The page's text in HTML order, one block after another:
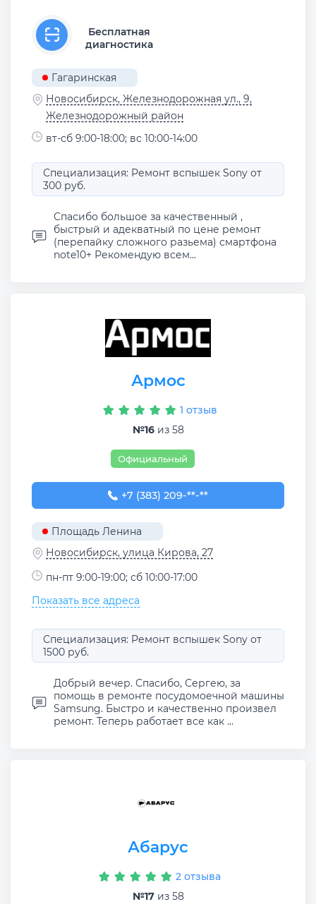
Бесплатная
диагностика
Гагаринская
Новосибирск, Железнодорожная ул., 9,
Железнодорожный район
вт-сб 9:00-18:00; вс 10:00-14:00
Специализация: Ремонт вспышек Sony от
300 руб.
Спасибо большое за качественный ,
быстрый и адекватный по цене ремонт
(перепайку сложного разьема) смартфона
note10+ Рекомендую всем...
Армос
1 отзыв
№16из 58
Официальный
+7 (383) 209-02-30
+7 (383) 209-**-**
Площадь Ленина
Новосибирск, улица Кирова, 27
пн-пт 9:00-19:00; сб 10:00-17:00
Показать все адреса
Специализация: Ремонт вспышек Sony от
1500 руб.
Добрый вечер. Спасибо, Сергею, за
помощь в ремонте посудомоечной машины
Samsung. Быстро и качественно произвел
ремонт. Теперь работает все как ...
Абарус
2 отзыва
№17из 58